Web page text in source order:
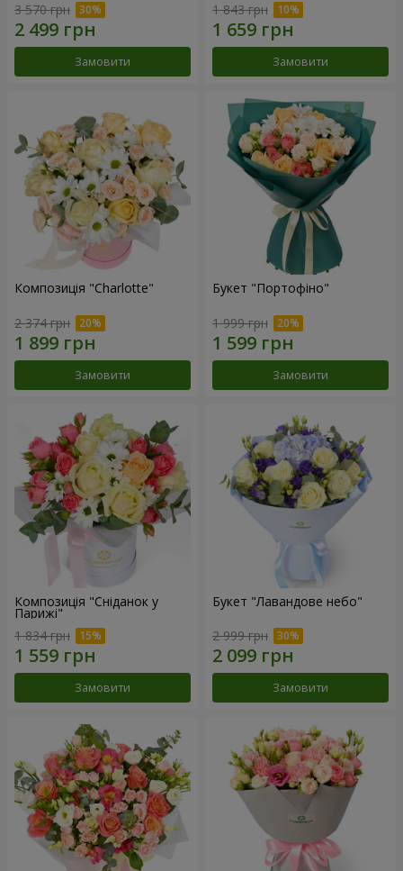
3 570 грн
Замовити
1 843 грн
Замовити
Композиція "Charlotte"
2 374 грн
Замовити
Букет "Портофіно"
1 999 грн
Замовити
Композиція "Сніданок у
Парижі"
1 834 грн
Замовити
Букет "Лавандове небо"
2 999 грн
Замовити